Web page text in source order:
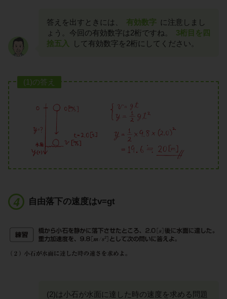
答えを出すときには、 有効数字 に注意しまし
ょう。今回の有効数字は2桁ですね。
3桁目を四
捨五入
して有効数字を2桁にしてください。
(1)の答え
自由落下の速度はv=gt
(2)は小石が水面に達した時の速度を求める問題